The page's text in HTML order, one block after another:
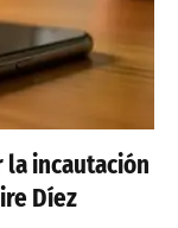
la incautación
Díez